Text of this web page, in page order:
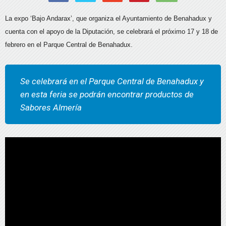
La expo ‘Bajo Andarax’, que organiza el Ayuntamiento de Benahadux y
cuenta con el apoyo de la Diputación, se celebrará el próximo 17 y 18 de
febrero en el Parque Central de Benahadux.
Se celebrará en el Parque Central de Benahadux y
en esta feria se podrán encontrar productos de
Sabores Almería